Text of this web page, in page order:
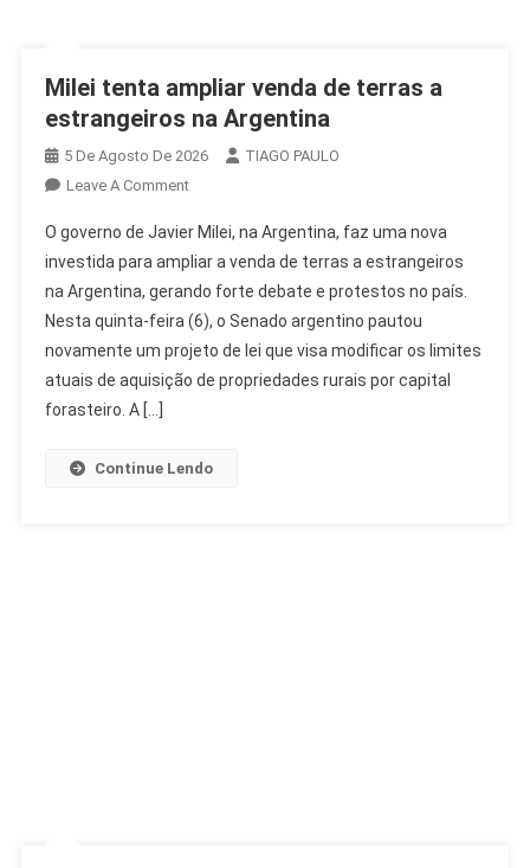
Milei tenta ampliar venda de terras a
estrangeiros na Argentina
5 De Agosto De 2026
TIAGO PAULO
Leave A CommentOn
Tenta
Ampliar
Venda
De
Terras
A
O governo de Javier Milei, na Argentina, faz uma nova
investida para ampliar a venda de terras a estrangeiros
na Argentina, gerando forte debate e protestos no país.
Nesta quinta-feira (6), o Senado argentino pautou
novamente um projeto de lei que visa modificar os limites
atuais de aquisição de propriedades rurais por capital
forasteiro. A […]
Continue Lendo